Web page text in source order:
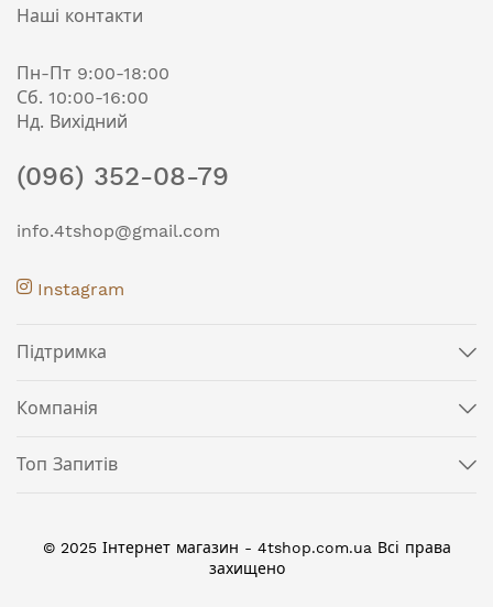
Наші контакти
Пн-Пт 9:00-18:00
Сб. 10:00-16:00
Нд. Вихідний
(096) 352-08-79
info.4tshop@gmail.com
Instagram
Підтримка
Компанія
Топ Запитів
© 2025 Інтернет магазин - 4tshop.com.ua Всі права
захищено